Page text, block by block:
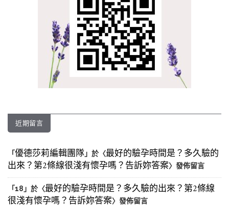
近期留言
「優德莎莉編輯團隊」於〈最好的驗孕時間是？多久驗的
出來？第2條線很淺有懷孕嗎？告訴妳答案〉發佈留言
「18 」於〈最好的驗孕時間是？多久驗的出來？第2條線
很淺有懷孕嗎？告訴妳答案〉發佈留言